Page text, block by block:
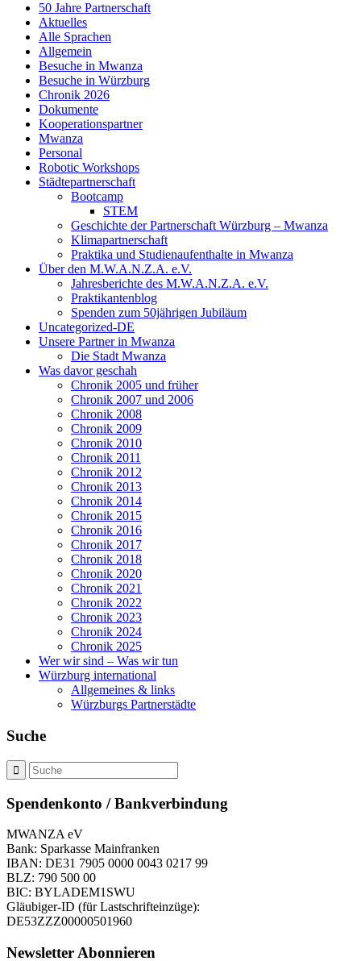
50 Jahre Partnerschaft
Aktuelles
Alle Sprachen
Allgemein
Besuche in Mwanza
Besuche in Würzburg
Chronik 2026
Dokumente
Kooperationspartner
Mwanza
Personal
Robotic Workshops
Städtepartnerschaft
Bootcamp
STEM
Geschichte der Partnerschaft Würzburg – Mwanza
Klimapartnerschaft
Praktika und Studienaufenthalte in Mwanza
Über den M.W.A.N.Z.A. e.V.
Jahresberichte des M.W.A.N.Z.A. e.V.
Praktikantenblog
Spenden zum 50jährigen Jubiläum
Uncategorized-DE
Unsere Partner in Mwanza
Die Stadt Mwanza
Was davor geschah
Chronik 2005 und früher
Chronik 2007 und 2006
Chronik 2008
Chronik 2009
Chronik 2010
Chronik 2011
Chronik 2012
Chronik 2013
Chronik 2014
Chronik 2015
Chronik 2016
Chronik 2017
Chronik 2018
Chronik 2020
Chronik 2021
Chronik 2022
Chronik 2023
Chronik 2024
Chronik 2025
Wer wir sind – Was wir tun
Würzburg international
Allgemeines & links
Würzburgs Partnerstädte
Suche
Spendenkonto / Bankverbindung
MWANZA eV
Bank: Sparkasse Mainfranken
IBAN: DE31 7905 0000 0043 0217 99
BLZ: 790 500 00
BIC: BYLADEM1SWU
Gläubiger-ID (für Lastschrifteinzüge):
DE53ZZZ00000501960
Newsletter Abonnieren